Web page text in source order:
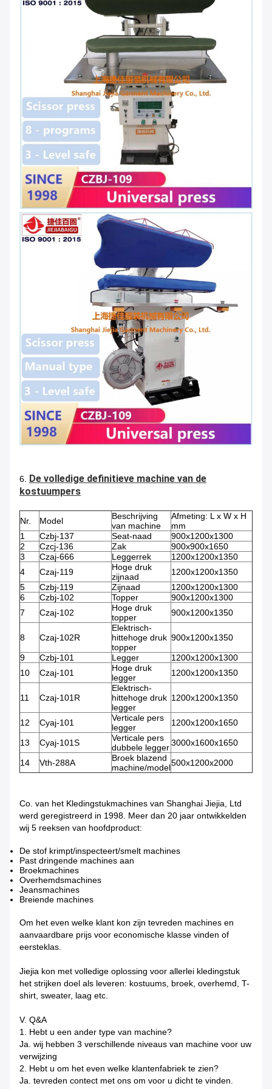
6. De volledige definitieve machine van de
kostuumpers
Nr. Model
Beschrijving
van machine
Afmeting: L x W x H
mm
1
Czbj-137 Seat-naad
900x1200x1300
2
Czcj-136 Zak
900x900x1650
3
Czaj-666 Leggerrek
1200x1200x1350
4
Czaj-119
Hoge druk
zijnaad
1200x1200x1350
5
Czbj-119 Zijnaad
1200x1200x1300
6
Czbj-102 Topper
900x1200x1300
7
Czaj-102
Hoge druk
topper
900x1200x1350
8 Czaj-102R
Elektrisch-
hittehoge druk
topper
900x1200x1350
9 Czbj-101 Legger
1200x1200x1300
10
Czaj-101
Hoge druk
legger
1200x1200x1350
11 Czaj-101R
Elektrisch-
hittehoge druk
legger
1200x1200x1350
12 Cyaj-101
Verticale pers
legger
1200x1200x1650
13 Cyaj-101S
Verticale pers
dubbele legger3000x1600x1650
14 Vth-288A
Broek blazend
machine/model500x1200x2000
Co. van het Kledingstukmachines van Shanghai Jiejia, Ltd
werd geregistreerd in 1998. Meer dan 20 jaar ontwikkelden
wij 5 reeksen van hoofdproduct:
De stof krimpt/inspecteert/smelt machines
Past dringende machines aan
Broekmachines
Overhemdsmachines
Jeansmachines
Breiende machines
Om het even welke klant kon zijn tevreden machines en
aanvaardbare prijs voor economische klasse vinden of
eersteklas.
Jiejia kon met volledige oplossing voor allerlei kledingstuk
het strijken doel als leveren: kostuums, broek, overhemd, T-
shirt, sweater, laag etc.
V. Q&A
1. Hebt u een ander type van machine?
Ja. wij hebben 3 verschillende niveaus van machine voor uw
verwijzing
2. Hebt u om het even welke klantenfabriek te zien?
Ja. tevreden contect met ons om voor u dicht te vinden.